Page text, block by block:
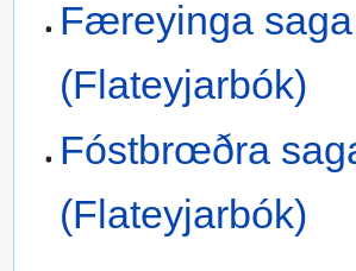
Færeyinga saga
(Flateyjarbók)
Fóstbrœðra
(Flateyjarbók)